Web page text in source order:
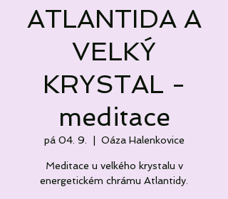
ATLANTIDA A
VELKÝ
KRYSTAL -
meditace
pá 04. 9. Oáza Halenkovice
Meditace u velkého krystalu v
energetickém chrámu Atlantidy.